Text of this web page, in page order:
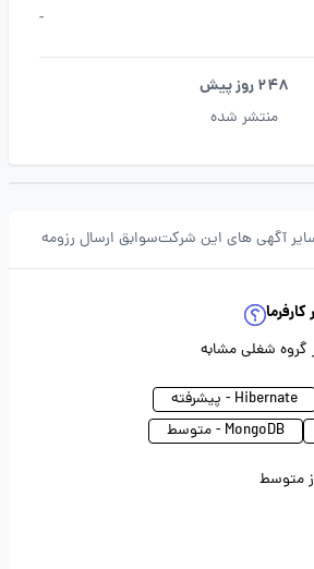
-
248 روز پیش
منتشر شده
آگهی های این شرکتسوابق ارسال رزومه
Hibernate - پیشرفته
MongoDB - متوسط
متوسط